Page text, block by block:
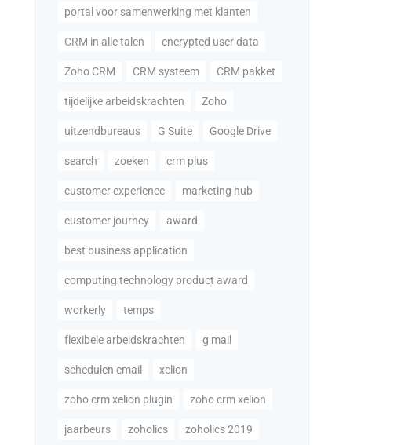
portal voor samenwerking met klanten
CRM in alle talen encrypted user data
Zoho CRM CRM systeem CRM pakket
tijdelijke arbeidskrachten Zoho
uitzendbureaus G Suite Google Drive
search zoeken crm plus
customer experience marketing hub
customer journey award
best business application
computing technology product award
workerly temps
flexibele arbeidskrachten g mail
schedulen email xelion
zoho crm xelion plugin zoho crm xelion
jaarbeurs zoholics zoholics 2019